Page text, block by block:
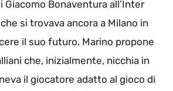
Bonaventura all’Inter
si trovava ancora a Milano in
il suo futuro. Marino propone
che, inizialmente, nicchia in
il giocatore adatto al gioco di